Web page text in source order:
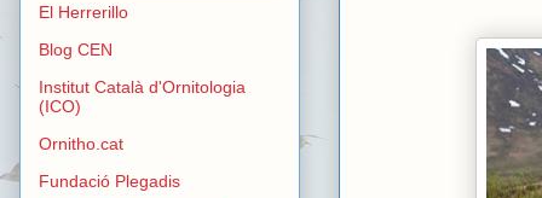
El Herrerillo
Blog CEN
Institut Català d'Ornitologia
(ICO)
Ornitho.cat
Fundació Plegadis